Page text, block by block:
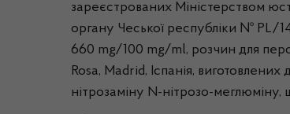
зареєстрованих Міністерством
органу Чеської республіки № PL/
660 mg/100 mg/ml, розчин для
Rosa, Madrid, Іспанія,
нітрозаміну N-нітрозо-